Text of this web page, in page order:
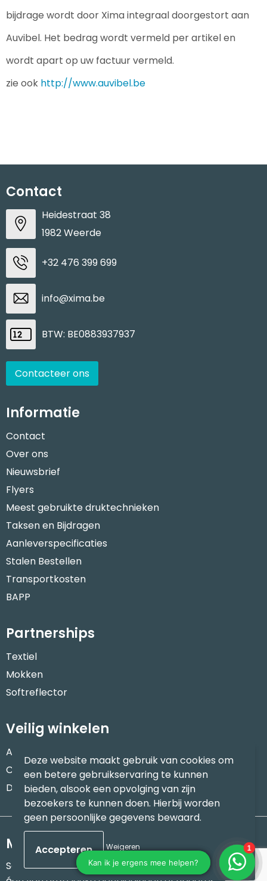
Tablettassen
Trolleys
Waterman
bijdrage wordt door Xima integraal doorgestort aan
Auvibel. Het bedrag wordt vermeld per artikel en
wordt apart op uw factuur vermeld.
zie ook http://www.auvibel.be
Contact
Heidestraat 38
1982 Weerde
+32 476 399 699
info@xima.be
BTW: BE0883937937
Contacteer ons
Informatie
Contact
Over ons
Nieuwsbrief
Flyers
Meest gebruikte druktechnieken
Taksen en Bijdragen
Aanleverspecificaties
Stalen Bestellen
Transportkosten
BAPP
Partnerships
Textiel
Mokken
Softreflector
Veilig winkelen
Algemene voorwaarden
Cookieverklaring
Disclaimer
Meld je aan voor onze nieuwsbrief
Schrijf je in voor onze nieuwsbrief en mis nooit meer
Deze website maakt gebruik van cookies om
een betere gebruikservaring te kunnen
bieden, alsook een opvolging van zijn
bezoekers te kunnen doen. Hierbij worden
geen persoonlijke gegevens bewaard.
Weigeren